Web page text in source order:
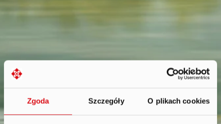
Zgoda Szczegóły O plikach cookies